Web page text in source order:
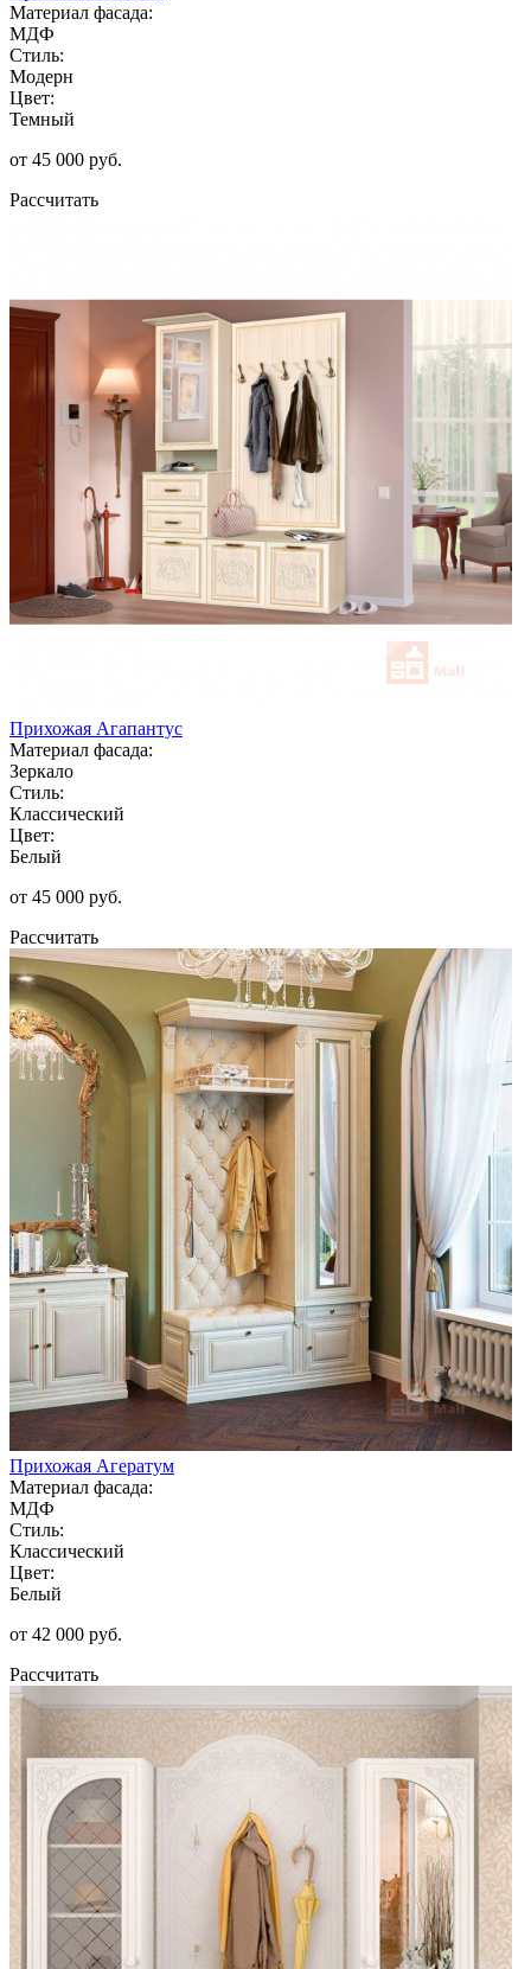
Материал фасада:
МДФ
Стиль:
Модерн
Цвет:
Темный
от 45 000 руб.
Рассчитать
Прихожая Агапантус
Материал фасада:
Зеркало
Стиль:
Классический
Цвет:
Белый
от 45 000 руб.
Рассчитать
Прихожая Агератум
Материал фасада:
МДФ
Стиль:
Классический
Цвет:
Белый
от 42 000 руб.
Рассчитать